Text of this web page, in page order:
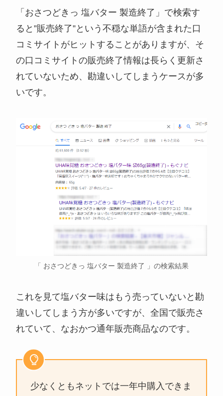
「おさつどきっ 塩バター 製造終了」で検索す
ると”販売終了”という不穏な単語が含まれた口
コミサイトがヒットすることがありますが、そ
の口コミサイトの販売終了情報は長らく更新さ
れていないため、勘違いしてしまうケースが多
いです。
「 おさつどきっ 塩バター 製造終了 」の検索結果
これを見て塩バター味はもう売っていないと勘
違いしてしまう方が多いですが、全国で販売さ
れていて、なおかつ通年販売商品なのです。
少なくともネットでは一年中購入できま